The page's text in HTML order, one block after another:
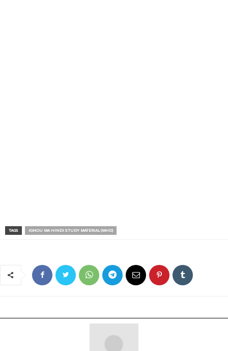
TAGS IGNOU MA HINDI STUDY MATERIAL (MHD)